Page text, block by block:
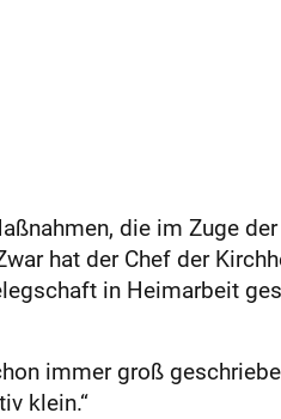
die im Zuge der
hat der Chef der
in Heimarbeit
immer groß
klein.“